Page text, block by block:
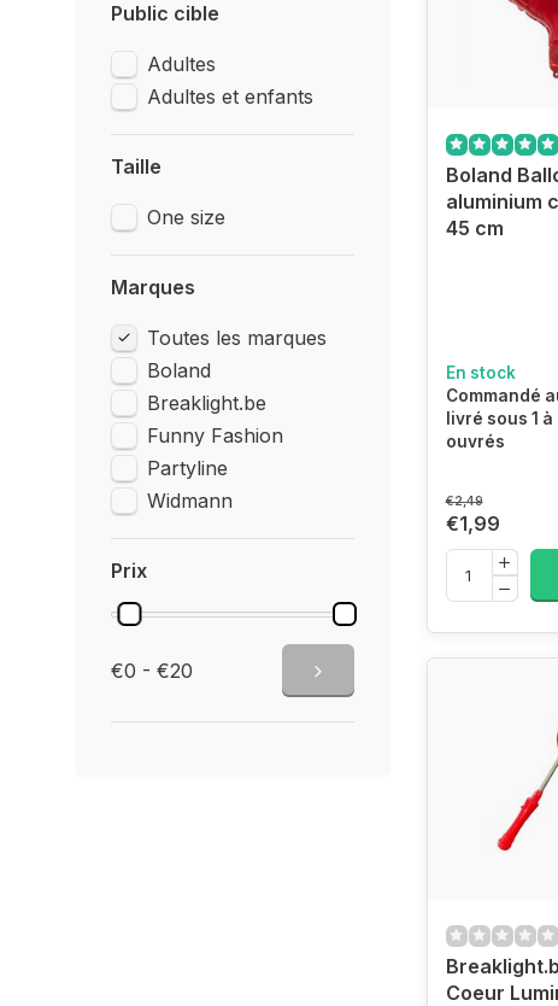
Public cible
Adultes
Adultes et enfants
Taille
One size
Marques
Toutes les marques
Boland
Breaklight.be
Funny Fashion
Partyline
Widmann
Prix
€0 - €20
Boland
aluminium
45 cm
En stock
Commandé
livré sous 1
ouvrés
€2,49
€1,99
Coeur